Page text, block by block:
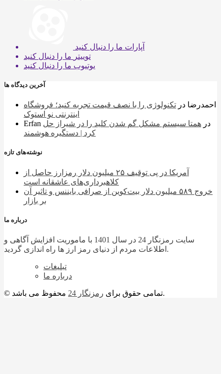
آپارات ما را دنبال کنید
توییتر ما را دنبال کنید
یوتیوب ما را دنبال کنید
آخرین دیدگاه ها
احمدرضا در تکنولوژی را با نصف قیمت تجربه کنید؛ فروشگاه
اینترنتی نو استوک
Erfan
در همتا سیستم مشکل گم شدن کلید را در شیراز حل
کرد | دستگیره هوشمند
نوشته‌های تازه
آمریکا در پی توقیف ۲۵ میلیون دلار رمزارز حاصل از
کلاهبرداری‌های عاشقانه است
خروج ۵۸۹ میلیون دلار بیت‌کوین از صرافی بایننس و تاثیر آن
بر بازار
درباره ما
سایت رمزنگار 24 در سال 1401 با ماموریت افزایش آگاهی و
اطلاعات مردم از دنیای رمز ارز ها راه اندازی گردید.
تبلیغات
درباره ما
© تمامی حقوق برای رمزنگار 24 محفوظ می باشد.